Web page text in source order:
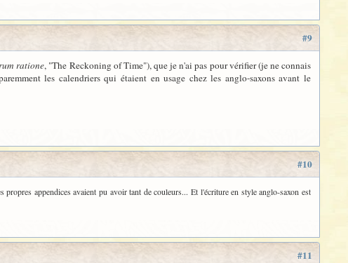
#9
ratione, "The Reckoning of Time"), que je n'ai pas pour vérifier (je ne connais
les calendriers qui étaient en usage chez les anglo-saxons avant le
#10
appendices avaient pu avoir tant de couleurs... Et l'écriture en style anglo-saxon est
#11